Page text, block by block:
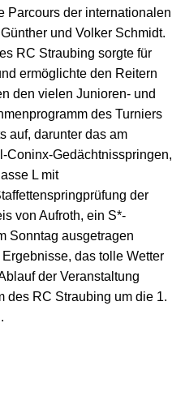
Parcours der internationalen
und Volker Schmidt.
RC Straubing sorgte für
ermöglichte den Reitern
den vielen Junioren- und
des Turniers
auf, darunter das am
Coninx-Gedächtnisspringen,
L mit
der
von Aufroth, ein S*-
Sonntag ausgetragen
das tolle Wetter
der Veranstaltung
des RC Straubing um die 1.